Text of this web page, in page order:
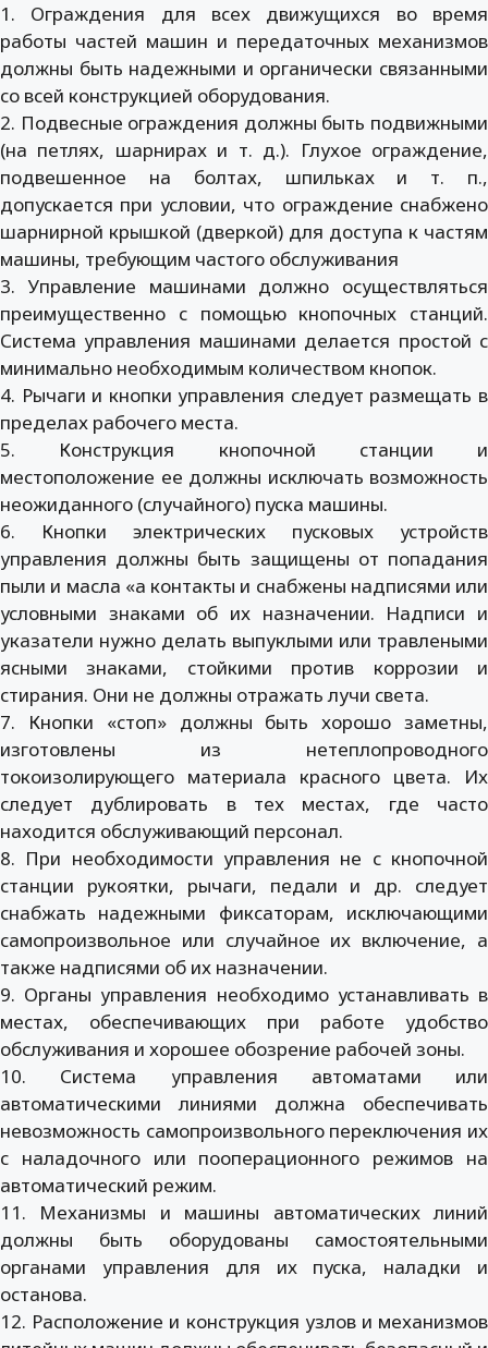
1. Ограждения для всех движущихся во время
работы частей машин и передаточных механизмов
должны быть надежными и органически связанными
со всей конструкцией оборудования.
2. Подвесные ограждения должны быть подвижными
(на петлях, шарнирах и т. д.). Глухое ограждение,
подвешенное на болтах, шпильках и т. п.,
допускается при условии, что ограждение снабжено
шарнирной крышкой (дверкой) для доступа к частям
машины, требующим частого обслуживания
3. Управление машинами должно осуществляться
преимущественно с помощью кнопочных станций.
Система управления машинами делается простой с
минимально необходимым количеством кнопок.
4. Рычаги и кнопки управления следует размещать в
пределах рабочего места.
5. Конструкция кнопочной станции и
местоположение ее должны исключать возможность
неожиданного (случайного) пуска машины.
6. Кнопки электрических пусковых устройств
управления должны быть защищены от попадания
пыли и масла «а контакты и снабжены надписями или
условными знаками об их назначении. Надписи и
указатели нужно делать выпуклыми или травлеными
ясными знаками, стойкими против коррозии и
стирания. Они не должны отражать лучи света.
7. Кнопки «стоп» должны быть хорошо заметны,
изготовлены из нетеплопроводного
токоизолирующего материала красного цвета. Их
следует дублировать в тех местах, где часто
находится обслуживающий персонал.
8. При необходимости управления не с кнопочной
станции рукоятки, рычаги, педали и др. следует
снабжать надежными фиксаторам, исключающими
самопроизвольное или случайное их включение, а
также надписями об их назначении.
9. Органы управления необходимо устанавливать в
местах, обеспечивающих при работе удобство
обслуживания и хорошее обозрение рабочей зоны.
10. Система управления автоматами или
автоматическими линиями должна обеспечивать
невозможность самопроизвольного переключения их
с наладочного или пооперационного режимов на
автоматический режим.
11. Механизмы и машины автоматических линий
должны быть оборудованы самостоятельными
органами управления для их пуска, наладки и
останова.
12. Расположение и конструкция узлов и механизмов